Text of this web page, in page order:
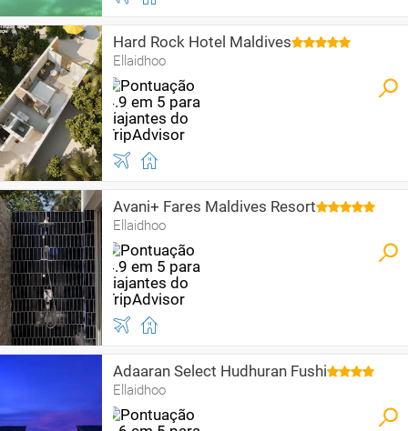
Hard Rock Hotel Maldives
Ellaidhoo
Avani+ Fares Maldives Resort
Ellaidhoo
Adaaran Select Hudhuran Fushi
Ellaidhoo